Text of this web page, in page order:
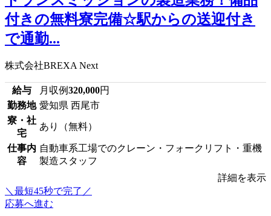
付きの無料寮完備☆駅からの送迎付き
で通勤...
株式会社BREXA Next
給与 月収例320,000円
勤務地 愛知県 西尾市
寮・社
宅
あり（無料）
仕事内
容
自動車系工場でのクレーン・フォークリフト・重機
製造スタッフ
詳細を表示
＼最短45秒で完了／
応募へ進む